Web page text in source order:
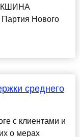
Нового
среднего
с клиентами и
о мерах